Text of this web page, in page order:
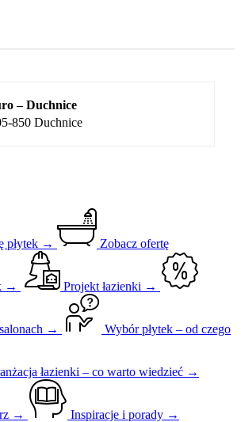
– Duchnice
850 Duchnice
płytek → Zobacz ofertę
→ Projekt łazienki →
→ Wybór płytek – od czego
łazienki – co warto wiedzieć →
→ Inspiracje i porady →